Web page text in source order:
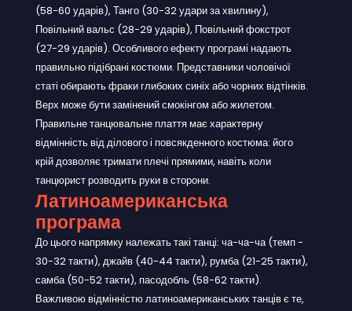
(58-60 ударів), Танго (30-32 удари за хвилину),
Повільний вальс (28-29 ударів), Повільний фокстрот
(27-29 ударів). Особливого ефекту програмі надають
правильно підібрані костюми. Представники чоловічої
статі обирають фраки глибоких синіх або чорних відтінків.
Верх може бути замінений смокінгом або жилетом.
Правильне танцювальне плаття має характерну
відмінність від ділового і повсякденного костюма: його
крій дозволяє тримати плечі прямими, навіть коли
танцюрист розводить руки в сторони.
Латиноамериканська
програма
До цього напрямку належать такі танці: ча-ча-ча (темп -
30-32 такти), джайв (40-44 такти), румба (21-25 такти),
самба (50-52 такти), пасодобль (58-62 такти).
Важливою відмінністю латиноамериканських танців є те,